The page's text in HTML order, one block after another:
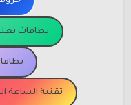
بطاقات
تقنية الساعة